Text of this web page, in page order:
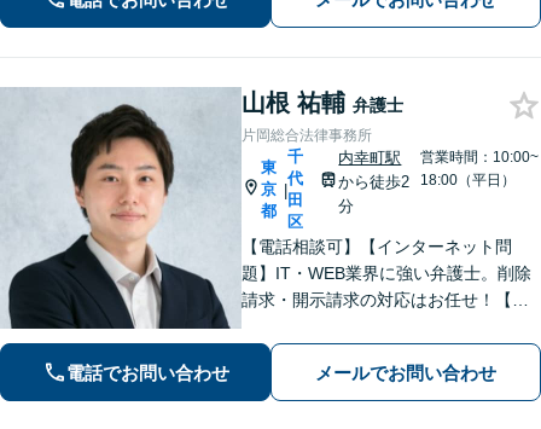
トラブル対応から売却まで徹底サポー
山根 祐輔 弁護士
片岡総合法律事務所
東
京
都
|
千
代
田
区
内幸町駅
から徒歩2
分
営業時間：10:00~
18:00（平日）
【電話相談可】【インターネット問
題】IT・WEB業界に強い弁護士。削除
請求・開示請求の対応はお任せ！【企
chや個人情報保護法などに詳しい【債
権回収】泣き寝入りせずに、まずはご
相談を！【完全個室】【霞ケ関駅2分】
電話でお問い合わせ メールでお問い合わせ